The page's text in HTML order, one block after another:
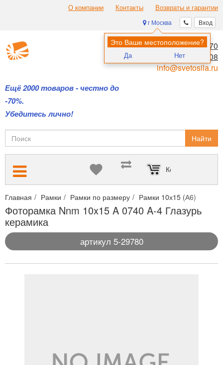
О компании Контакты Возвраты и гарантии
Вход
г Москва
Это Ваше местоположение?
Да Нет
Ещё 2000 товаров - честно до
-70%.
Убедитесь лично!
8 (495) 970-00-70
8 (800) 700-11-08
info@svetosila.ru
Найти
Корзина пуста
Главная Рамки Рамки по размеру Рамки 10х15 (А6)
Фоторамка Nnm 10x15 A 0740 A-4 Глазурь
керамика
артикул 5-29780